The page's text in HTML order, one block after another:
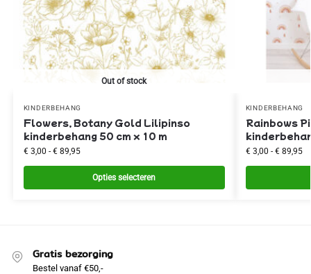
Out of stock
KINDERBEHANG
Flowers, Botany Gold Lilipinso
kinderbehang 50 cm x 10 m
€3,00 - €89,95
Opties selecteren
KINDERBEHANG
Rainbows
€3,00 - €89,95
Gratis bezorging
Bestel vanaf €50,-